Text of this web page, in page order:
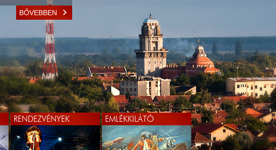
BŐVEBBEN
RENDEZVÉNYEK EMLÉKKILÁTÓ